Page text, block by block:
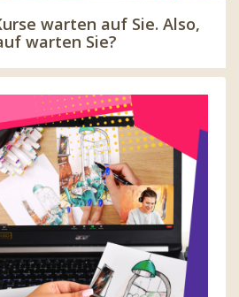
warten auf Sie. Also,
warten Sie?